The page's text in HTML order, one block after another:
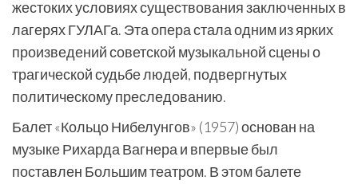
жестоких условиях существования заключенных в
лагерях ГУЛАГа. Эта опера стала одним из ярких
произведений советской музыкальной сцены о
трагической судьбе людей, подвергнутых
политическому преследованию.
Балет «Кольцо Нибелунгов» (1957) основан на
музыке Рихарда Вагнера и впервые был
поставлен Большим театром. В этом балете